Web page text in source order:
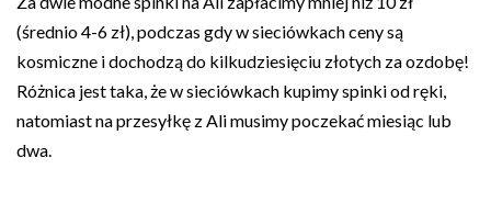
(średnio 4-6 zł), podczas gdy w sieciówkach ceny są
kosmiczne i dochodzą do kilkudziesięciu złotych za ozdobę!
Różnica jest taka, że w sieciówkach kupimy spinki od ręki,
natomiast na przesyłkę z Ali musimy poczekać miesiąc lub
dwa.